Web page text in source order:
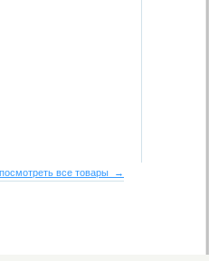
все товары →